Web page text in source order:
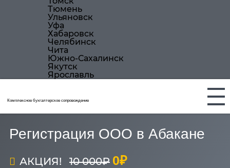
Тюмень
Ульяновск
Уфа
Хабаровск
Челябинск
Чита
Южно-Сахалинск
Якутск
Ярославль
Комплексное бухгалтерское сопровождение
Регистрация ООО в Абакане
АКЦИЯ! 10 000₽ 0₽